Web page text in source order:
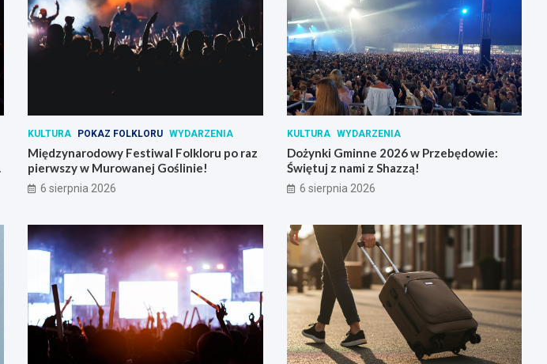
KULTURA POKAZ FOLKLORU WYDARZENIA
Międzynarodowy Festiwal Folkloru po raz
pierwszy w Murowanej Goślinie!
6 sierpnia 2026
KULTURA WYDARZENIA
Dożynki Gminne 2026 w Przebędowie:
Świętuj z nami z Shazzą!
6 sierpnia 2026